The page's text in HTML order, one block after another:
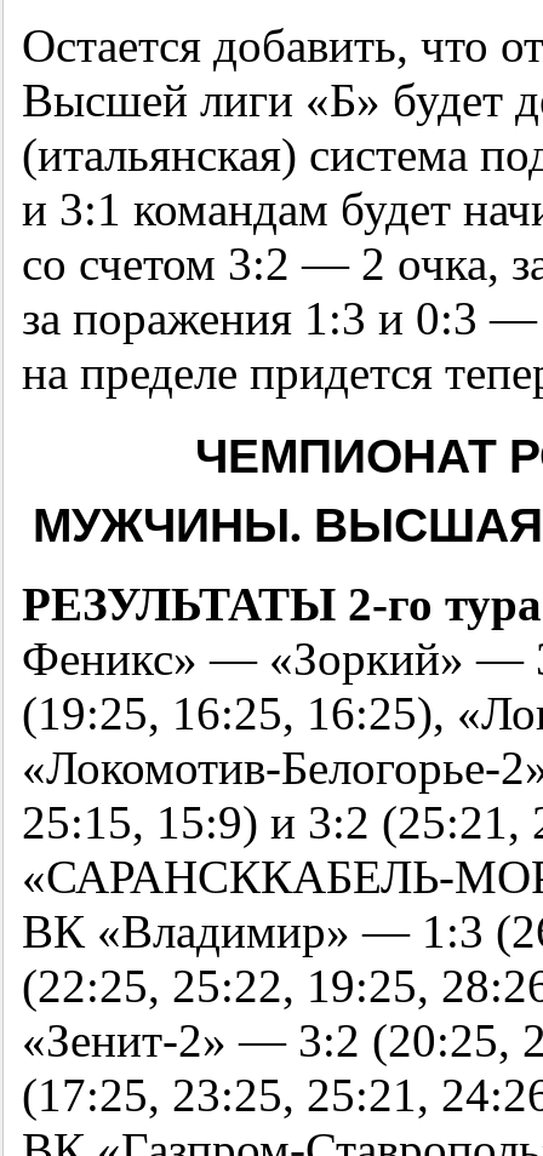
Остается добавить, что
Высшей лиги «Б» будет
(итальянская) система
и 3:1 командам будет
со счетом 3:2 — 2 очка,
за поражения 1:3 и 0:3 —
на пределе придется
ЧЕМПИОНАТ
МУЖЧИНЫ. ВЫСШАЯ
РЕЗУЛЬТАТЫ 2-го
Феникс» — «Зоркий» —
(19:25, 16:25, 16:25),
«Локомотив-Белогорье-
25:15, 15:9) и 3:2 (25:21,
«САРАНСККАБЕЛЬ-
ВК «Владимир» — 1:3
(22:25, 25:22, 19:25,
«Зенит-2» — 3:2 (20:25,
(17:25, 23:25, 25:21,